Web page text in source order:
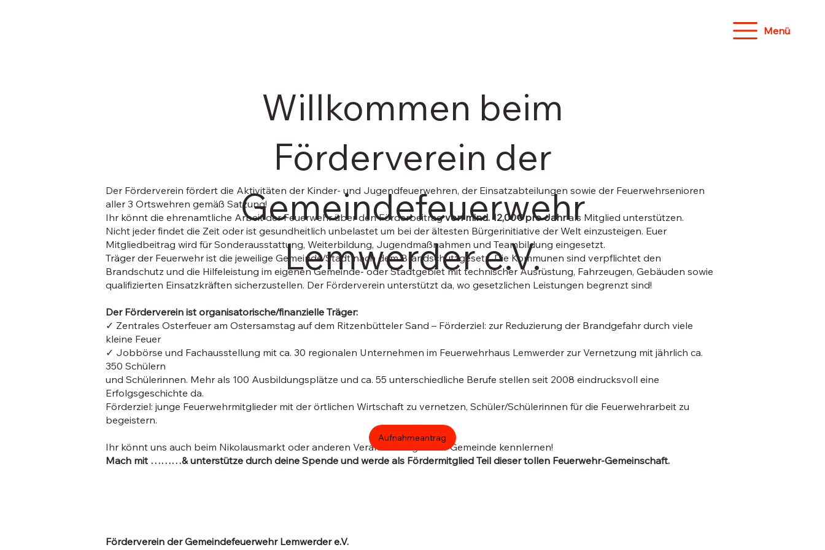
Menü
Willkommen beim
Förderverein der
Gemeindefeuerwehr
Lemwerder e.V.
Der Förderverein fördert die Aktivitäten der Kinder- und Jugendfeuerwehren, der Einsatzabteilungen sowie der Feuerwehrsenioren
aller 3 Ortswehren gemäß Satzung!
Ihr könnt die ehrenamtliche Arbeit der Feuerwehr über den Förderbeitragvon mind. 12,00€ pro Jahrals Mitglied unterstützen.
Nicht jeder findet die Zeit oder ist gesundheitlich unbelastet um bei der ältesten Bürgerinitiative der Welt einzusteigen. Euer
Mitgliedbeitrag wird für Sonderausstattung, Weiterbildung, Jugendmaßnahmen und Teambildung eingesetzt.
Träger der Feuerwehr ist die jeweilige Gemeinde/Stadt nach dem Brandschutzgesetz. Die Kommunen sind verpflichtet den
Brandschutz und die Hilfeleistung im eigenen Gemeinde- oder Stadtgebiet mit technischer Ausrüstung, Fahrzeugen, Gebäuden sowie
qualifizierten Einsatzkräften sicherzustellen. Der Förderverein unterstützt da, wo gesetzlichen Leistungen begrenzt sind!
Der Förderverein ist organisatorische/finanzielle Träger:
✓ Zentrales Osterfeuer am Ostersamstag auf dem Ritzenbütteler Sand – Förderziel: zur Reduzierung der Brandgefahr durch viele
kleine Feuer
✓ Jobbörse und Fachausstellung mit ca. 30 regionalen Unternehmen im Feuerwehrhaus Lemwerder zur Vernetzung mit jährlich ca.
350 Schülern
und Schülerinnen. Mehr als 100 Ausbildungsplätze und ca. 55 unterschiedliche Berufe stellen seit 2008 eindrucksvoll eine
Erfolgsgeschichte da.
Förderziel: junge Feuerwehrmitglieder mit der örtlichen Wirtschaft zu vernetzen, Schüler/Schülerinnen für die Feuerwehrarbeit zu
begeistern.
Ihr könnt uns auch beim Nikolausmarkt oder anderen Veranstaltungen der Gemeinde kennlernen!
Mach mit ………& unterstütze durch deine Spende und werde als Fördermitglied Teil dieser tollen Feuerwehr-Gemeinschaft.
Förderverein der Gemeindefeuerwehr Lemwerder e.V.
Aufnahmeantrag